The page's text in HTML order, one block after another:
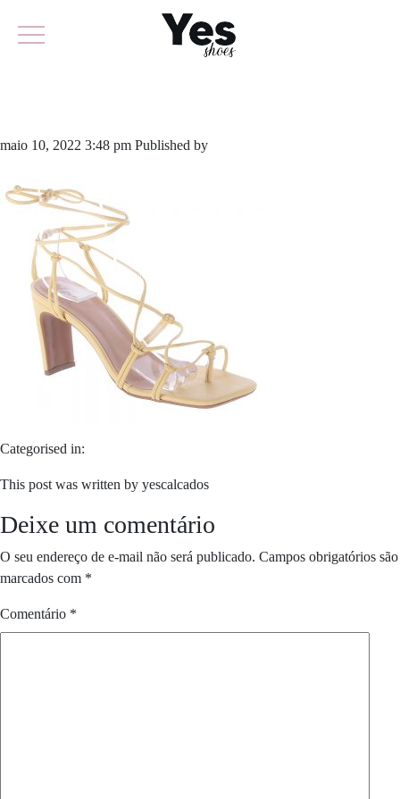
maio 10, 2022 3:48 pm Published by
Categorised in:
This post was written by yescalcados
Deixe um comentário
O seu endereço de e-mail não será publicado. Campos obrigatórios são
marcados com *
Comentário *